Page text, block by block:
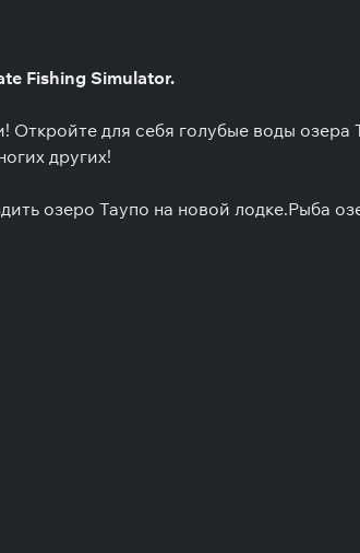
Fishing Simulator.
для себя голубые воды
других!
озеро Таупо на новой лодке.Рыба